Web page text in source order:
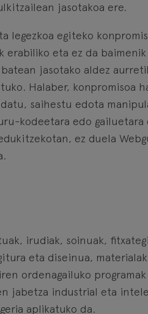
jasotakoa ere.
legezkoa egiteko
eta ez da
jasotako aldez
Halaber, konpromisoa
saihestu edota
kodeetara edo gailuetara
ez duela
irudiak, soinuak,
eta diseinua,
ordenagailuko
jabetza industrial eta
aplikatuko da.